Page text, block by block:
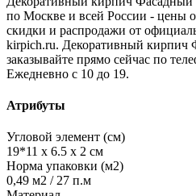
по Москве и всей России - цены
скидки и распродажи от
kirpich.ru. Декоративный кирпич
заказывайте прямо сейчас по
Ежедневно с 10 до 19.
Атрибуты
Угловой элемент (см)
19*11 х 6.5 х 2 см
Норма упаковки (м2)
0,49 м2 / 27 п.м